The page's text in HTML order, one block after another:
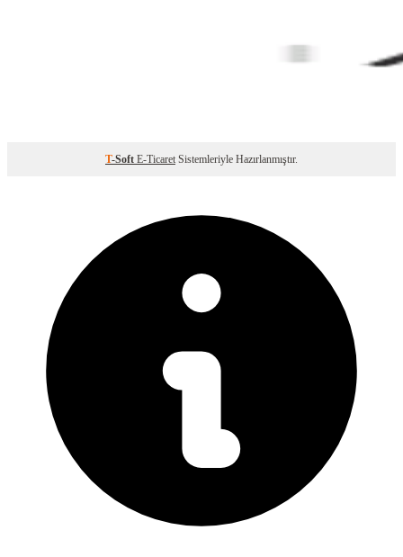
T-Soft E-Ticaret Sistemleriyle Hazırlanmıştır.